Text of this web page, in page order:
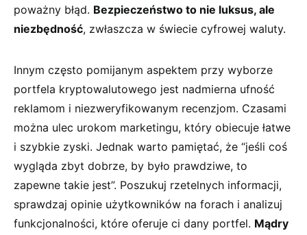
poważny błąd. Bezpieczeństwo ‍to nie luksus, ale
niezbędność, ⁣zwłaszcza w świecie⁤ cyfrowej waluty.
Innym⁣ często pomijanym ‌aspektem ⁤przy wyborze⁣
portfela kryptowalutowego jest nadmierna ufność
reklamom i niezweryfikowanym⁣ recenzjom. Czasami
można ulec urokom ‌marketingu, który obiecuje‌ łatwe⁣
i szybkie zyski.​ Jednak warto‌ pamiętać,​ że “jeśli coś​
wygląda⁢ zbyt dobrze, by było ⁤prawdziwe, to
zapewne takie jest”. Poszukuj rzetelnych ‌informacji,
sprawdzaj ⁢opinie użytkowników na forach i analizuj
funkcjonalności, które oferuje ci dany portfel.‍ Mądry